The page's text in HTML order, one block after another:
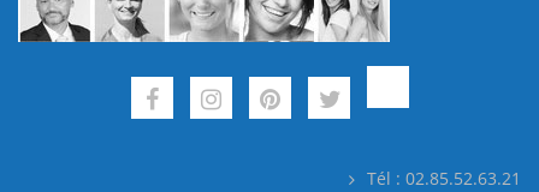
Tél : 02.85.52.63.21